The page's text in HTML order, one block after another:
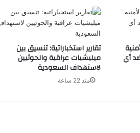
تقارير استخباراتية: تنسيق بين
ميليشيات عراقية والحوثيين
لاستهداف السعودية
منذ 22 ساعة
أي